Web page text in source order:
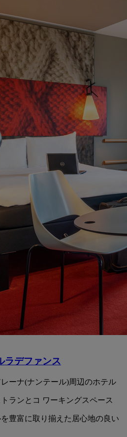
ラデファンス
ーナ(ナンテール)周辺のホテル
ランとコ ワーキングスペース
豊富に取り揃えた居心地の良い